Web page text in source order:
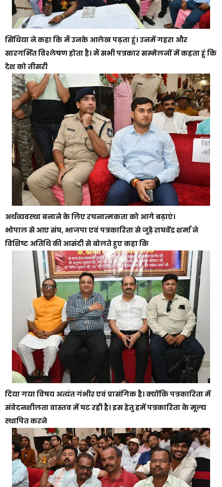
सिंधिया ने कहा कि मैं उनके आलेख पढ़ता हूं। उनमें गहरा और
सारगर्भित विश्लेषण होता है। मैं सभी पत्रकार सम्मेलनों में कहता हूं कि
देश को तीसरी
अर्थव्यवस्था बनाने के लिए रचनात्मकता को आगे बढ़ाएं।
भोपाल से आए संघ, भाजपा एवं पत्रकारिता से जुड़े राघवेंद्र शर्मा ने
विशिष्ट अतिथि की आसंदी से बोलते हुए कहा कि
दिया गया विषय अत्यंत गंभीर एवं प्रासंगिक है। क्योंकि पत्रकारिता में
संवेदनशीलता वास्तव में घट रही है। इस हेतु हमें पत्रकारिता के मूल्य
स्थापित करने